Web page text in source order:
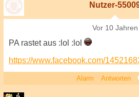
Nutzer-
Vor 10 Jahren
PA rastet aus :lol :lol
https://www.facebook.com/
Alarm Antworten